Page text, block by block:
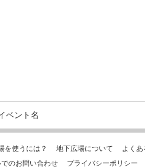
ベント名
を使うには？ 地下広場について
よく
でのお問い合わせ プライバシーポリシー